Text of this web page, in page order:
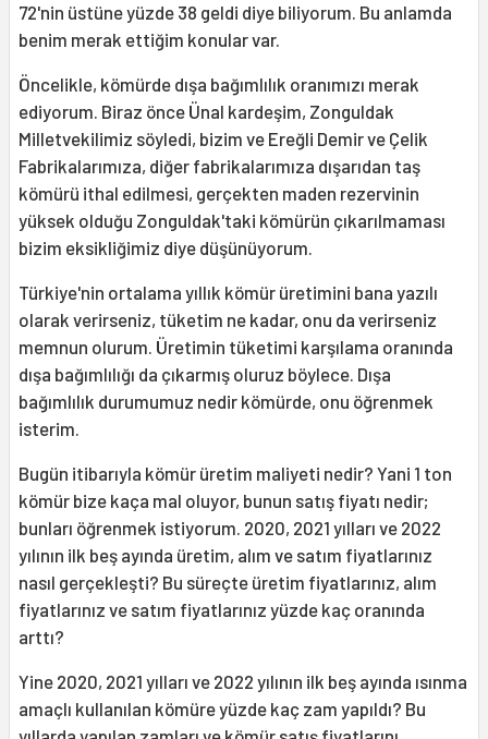
72'nin üstüne yüzde 38 geldi diye biliyorum. Bu anlamda
benim merak ettiğim konular var.
Öncelikle, kömürde dışa bağımlılık oranımızı merak
ediyorum. Biraz önce Ünal kardeşim, Zonguldak
Milletvekilimiz söyledi, bizim ve Ereğli Demir ve Çelik
Fabrikalarımıza, diğer fabrikalarımıza dışarıdan taş
kömürü ithal edilmesi, gerçekten maden rezervinin
yüksek olduğu Zonguldak'taki kömürün çıkarılmaması
bizim eksikliğimiz diye düşünüyorum.
Türkiye'nin ortalama yıllık kömür üretimini bana yazılı
olarak verirseniz, tüketim ne kadar, onu da verirseniz
memnun olurum. Üretimin tüketimi karşılama oranında
dışa bağımlılığı da çıkarmış oluruz böylece. Dışa
bağımlılık durumumuz nedir kömürde, onu öğrenmek
isterim.
Bugün itibarıyla kömür üretim maliyeti nedir? Yani 1 ton
kömür bize kaça mal oluyor, bunun satış fiyatı nedir;
bunları öğrenmek istiyorum. 2020, 2021 yılları ve 2022
yılının ilk beş ayında üretim, alım ve satım fiyatlarınız
nasıl gerçekleşti? Bu süreçte üretim fiyatlarınız, alım
fiyatlarınız ve satım fiyatlarınız yüzde kaç oranında
arttı?
Yine 2020, 2021 yılları ve 2022 yılının ilk beş ayında ısınma
amaçlı kullanılan kömüre yüzde kaç zam yapıldı? Bu